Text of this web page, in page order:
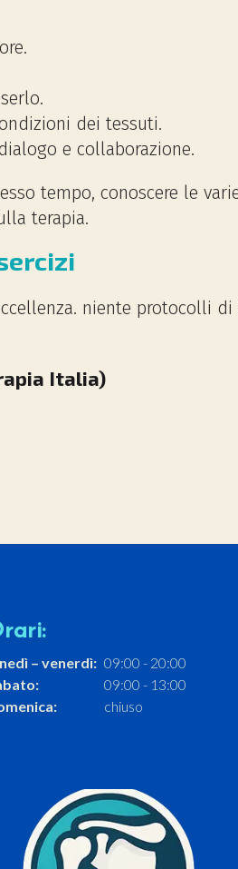
dei tessuti.
e collaborazione.
tempo, conoscere le
terapia.
niente protocolli
Italia)
– venerdì: 09:00 - 20:00
09:00 - 13:00
chiuso